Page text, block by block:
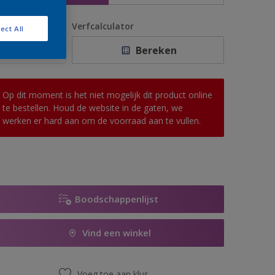
Verfcalculator
Bereken
Op dit moment is het niet mogelijk dit product online
te bestellen. Houd de website in de gaten, we
werken er hard aan om de voorraad aan te vullen.
Boodschappenlijst
Vind een winkel
All